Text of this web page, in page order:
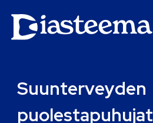
Suunterveyden
puolestapuhujat